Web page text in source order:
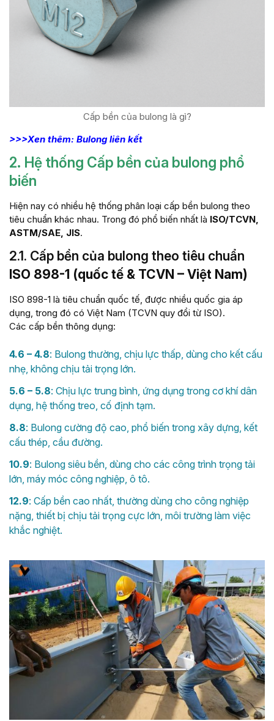
Cấp bền của bulong là gì?
>>>Xen thêm: Bulong liên kết
2. Hệ thống Cấp bền của bulong phổ
biến
Hiện nay có nhiều hệ thống phân loại cấp bền bulong theo
tiêu chuẩn khác nhau. Trong đó phổ biến nhất là ISO/TCVN,
ASTM/SAE, JIS.
2.1. Cấp bền của bulong theo tiêu chuẩn
ISO 898-1 (quốc tế & TCVN – Việt Nam)
ISO 898-1 là tiêu chuẩn quốc tế, được nhiều quốc gia áp
dụng, trong đó có Việt Nam (TCVN quy đổi từ ISO).
Các cấp bền thông dụng:
4.6 – 4.8: Bulong thường, chịu lực thấp, dùng cho kết cấu
nhẹ, không chịu tải trọng lớn.
5.6 – 5.8: Chịu lực trung bình, ứng dụng trong cơ khí dân
dụng, hệ thống treo, cố định tạm.
8.8: Bulong cường độ cao, phổ biến trong xây dựng, kết
cấu thép, cầu đường.
10.9: Bulong siêu bền, dùng cho các công trình trọng tải
lớn, máy móc công nghiệp, ô tô.
12.9: Cấp bền cao nhất, thường dùng cho công nghiệp
nặng, thiết bị chịu tải trọng cực lớn, môi trường làm việc
khắc nghiệt.